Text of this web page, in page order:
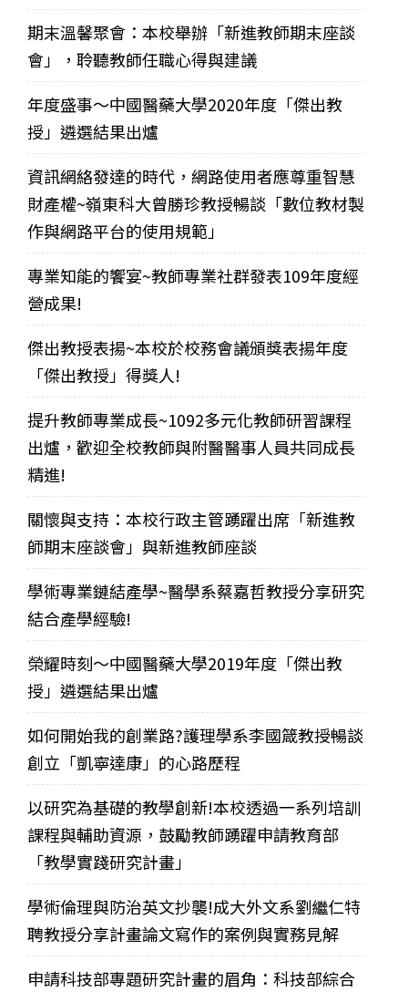
期末溫馨聚會：本校舉辦「新進教師期末座談
會」，聆聽教師任職心得與建議
年度盛事～中國醫藥大學2020年度「傑出教
授」遴選結果出爐
資訊網絡發達的時代，網路使用者應尊重智慧
財產權~嶺東科大曾勝珍教授暢談「數位教材製
作與網路平台的使用規範」
專業知能的饗宴~教師專業社群發表109年度經
營成果!
傑出教授表揚~本校於校務會議頒獎表揚年度
「傑出教授」得獎人!
提升教師專業成長~1092多元化教師研習課程
出爐，歡迎全校教師與附醫醫事人員共同成長
精進!
關懷與支持：本校行政主管踴躍出席「新進教
師期末座談會」與新進教師座談
學術專業鏈結產學~醫學系蔡嘉哲教授分享研究
結合產學經驗!
榮耀時刻～中國醫藥大學2019年度「傑出教
授」遴選結果出爐
如何開始我的創業路?護理學系李國箴教授暢談
創立「凱寧達康」的心路歷程
以研究為基礎的教學創新!本校透過一系列培訓
課程與輔助資源，鼓勵教師踴躍申請教育部
「教學實踐研究計畫」
學術倫理與防治英文抄襲!成大外文系劉繼仁特
聘教授分享計畫論文寫作的案例與實務見解
申請科技部專題研究計畫的眉角：科技部綜合